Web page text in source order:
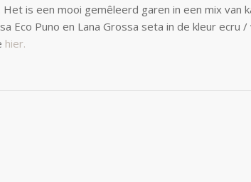
is een mooi gemêleerd garen in een mix van
Eco Puno en Lana Grossa seta in de kleur ecru
hier.